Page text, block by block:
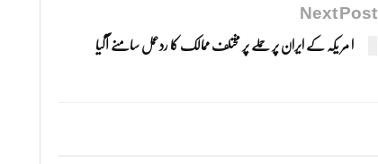
Next Post
ا مر یکہ کے ایران پر حملے پر مختلف ممالک کا ردعمل سامنے آگیا